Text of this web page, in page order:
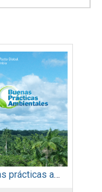
Buenas prácticas ambientales 2014